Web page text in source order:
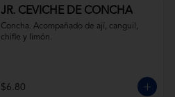
JR. CEVICHE DE CONCHA
Concha. Acompañado de ají, canguil,
chifle y limón.
$6.80